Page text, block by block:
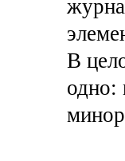
В
одно: